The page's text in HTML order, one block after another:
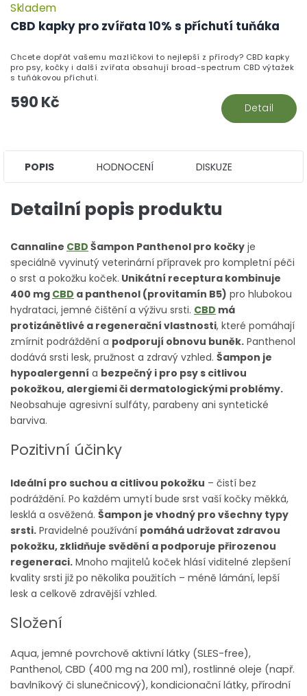
CBD kapky pro zvířata 10% s příchutí tuňáka
Skladem
590 Kč Detail
Chcete dopřát vašemu mazlíčkovi to nejlepší z přírody? CBD kapky
pro psy, kočky i další zvířata obsahují broad-spectrum CBD výtažek
s tuňákovou příchutí.
POPIS HODNOCENÍ DISKUZE
Detailní popis produktu
Cannaline CBD Šampon Panthenol pro kočky je
speciálně vyvinutý veterinární přípravek pro kompletní péči
o srst a pokožku koček. Unikátní receptura kombinuje
400 mg CBD a panthenol (provitamín B5) pro hlubokou
hydrataci, jemné čištění a výživu srsti. CBD má
protizánětlivé a regenerační vlastnosti, které pomáhají
zmírnit podráždění a podporují obnovu buněk. Panthenol
dodává srsti lesk, pružnost a zdravý vzhled. Šampon je
hypoalergenní a bezpečný i pro psy s citlivou
pokožkou, alergiemi či dermatologickými problémy.
Neobsahuje agresivní sulfáty, parabeny ani syntetické
barviva.
Pozitivní účinky
Ideální pro suchou a citlivou pokožku – čistí bez
podráždění. Po každém umytí bude srst vaší kočky měkká,
lesklá a osvěžená. Šampon je vhodný pro všechny typy
srsti. Pravidelné používání pomáhá udržovat zdravou
pokožku, zklidňuje svědění a podporuje přirozenou
regeneraci. Mnoho majitelů koček hlásí viditelné zlepšení
kvality srsti již po několika použitích – méně lámání, lepší
lesk a celkově zdravější vzhled.
Složení
Aqua, jemné povrchově aktivní látky (SLES-free),
Panthenol, CBD (400 mg na 200 ml), rostlinné oleje (např.
bavlníkový či slunečnicový), kondicionační látky, přírodní